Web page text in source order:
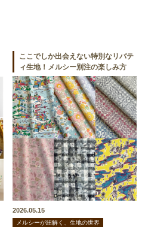
ここでしか出会えない特別なリバテ
ィ生地！メルシー別注の楽しみ方
2026.05.15
メルシーが紐解く、生地の世界